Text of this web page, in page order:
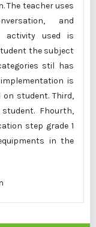
The teacher uses
and
activity used is
the subject
stil has
is
student. Third,
Fhourth,
step grade 1
in the